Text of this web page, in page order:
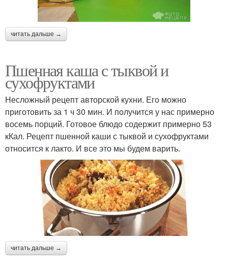
читать дальше →
Пшенная каша с тыквой и
сухофруктами
Несложный рецепт авторской кухни. Его можно
приготовить за 1 ч 30 мин. И получится у нас примерно
восемь порций. Готовое блюдо содержит примерно 53
кКал. Рецепт пшенной каши с тыквой и сухофруктами
относится к лакто. И все это мы будем варить.
читать дальше →